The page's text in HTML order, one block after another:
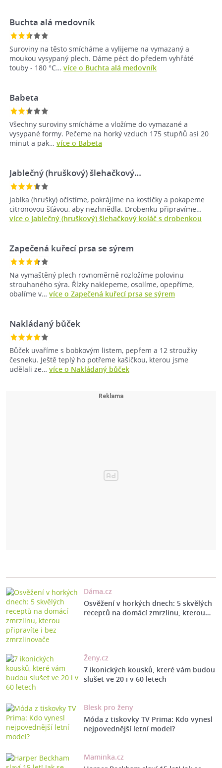
Buchta alá medovník
Suroviny na těsto smícháme a vylijeme na vymazaný a
moukou vysypaný plech. Dáme péct do předem vyhřáté
touby - 180 °C… více o Buchta alá medovník
Babeta
Všechny suroviny smícháme a vložíme do vymazané a
vysypané formy. Pečeme na horký vzduch 175 stupňů asi 20
minut a pak… více o Babeta
Jablečný (hruškový) šlehačkový…
Jablka (hrušky) očistíme, pokrájíme na kostičky a pokapeme
citronovou šťávou, aby nezhnědla. Drobenku připravíme…
více o Jablečný (hruškový) šlehačkový koláč s drobenkou
Zapečená kuřecí prsa se sýrem
Na vymaštěný plech rovnoměrně rozložíme polovinu
strouhaného sýra. Řízky naklepeme, osolíme, opepříme,
obalíme v… více o Zapečená kuřecí prsa se sýrem
Nakládaný bůček
Bůček uvaříme s bobkovým listem, pepřem a 12 stroužky
česneku. Ještě teplý ho potřeme kašičkou, kterou jsme
udělali ze… více o Nakládaný bůček
Dáma.cz
Osvěžení v horkých dnech: 5 skvělých
receptů na domácí zmrzlinu, kterou…
Ženy.cz
7 ikonických kousků, které vám budou
slušet ve 20 i v 60 letech
Blesk pro ženy
Móda z tiskovky TV Prima: Kdo vynesl
nejpovednější letní model?
Maminka.cz